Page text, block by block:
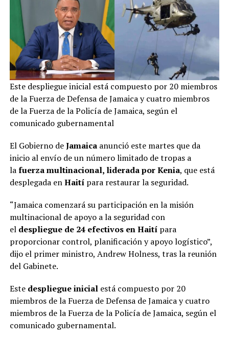
Este despliegue inicial está compuesto por 20 miembros
de la Fuerza de Defensa de Jamaica y cuatro miembros
de la Fuerza de la Policía de Jamaica, según el
comunicado gubernamental
El Gobierno deJamaica anunció este martes que da
inicio al envío de un número limitado de tropas a
lafuerza multinacional, liderada por Kenia, que está
desplegada enHaití para restaurar la seguridad.
“Jamaica comenzará su participación en la misión
multinacional de apoyo a la seguridad con
el despliegue de 24 efectivos en Haití para
proporcionar control, planificación y apoyo logístico”,
dijo el primer ministro, Andrew Holness, tras la reunión
del Gabinete.
Este despliegue inicialestá compuesto por 20
miembros de la Fuerza de Defensa de Jamaica y cuatro
miembros de la Fuerza de la Policía de Jamaica, según el
comunicado gubernamental.